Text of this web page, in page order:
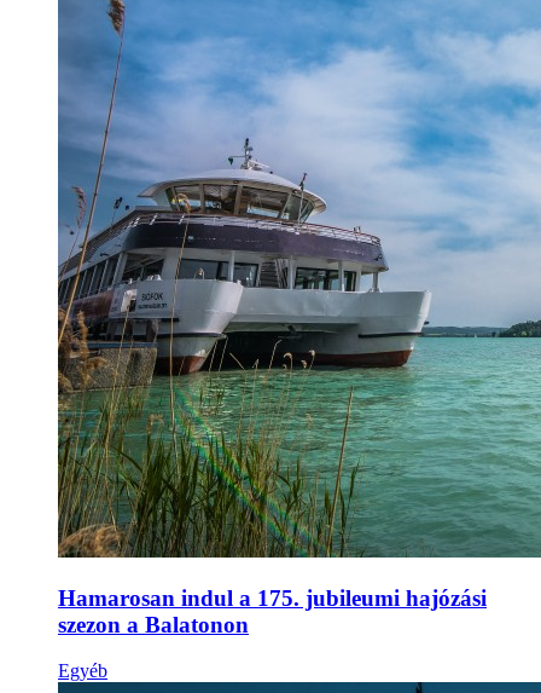
Hamarosan indul a 175. jubileumi hajózási
szezon a Balatonon
Egyéb